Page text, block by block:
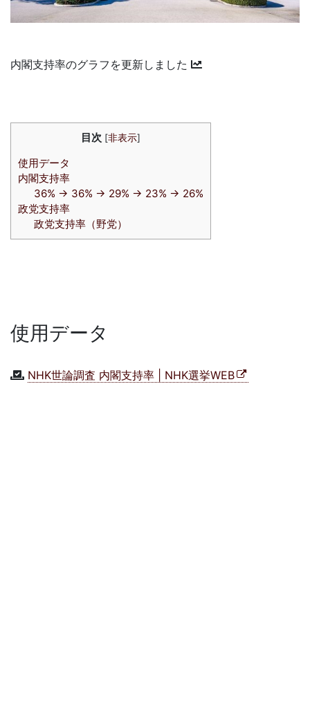
内閣支持率のグラフを更新しました
目次 [非表示]
使用データ
内閣支持率
36% → 36% → 29% → 23% → 26%
政党支持率
政党支持率（野党）
使用データ
NHK世論調査 内閣支持率 | NHK選挙WEB